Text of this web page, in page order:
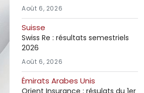
Août 6, 2026
Suisse
Swiss Re : résultats semestriels
2026
Août 6, 2026
Émirats Arabes Unis
Orient Insurance : résulats du 1er